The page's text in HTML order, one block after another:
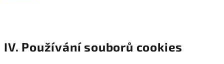
IV. Používání souborů cookies